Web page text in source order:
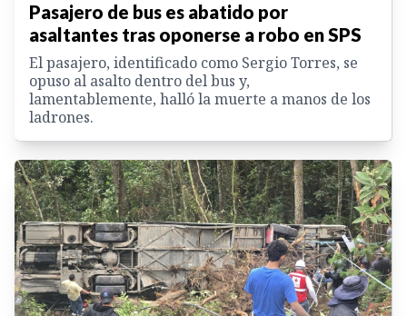
Pasajero de bus es abatido por
asaltantes tras oponerse a robo en SPS
El pasajero, identificado como Sergio Torres, se
opuso al asalto dentro del bus y,
lamentablemente, halló la muerte a manos de los
ladrones.